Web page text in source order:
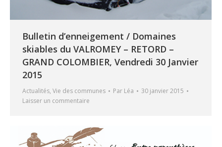
Bulletin d’enneigement / Domaines
skiables du VALROMEY – RETORD –
GRAND COLOMBIER, Vendredi 30 Janvier
2015
Actualités, Vie des communes Par Léa
30 janvier 2015
Laisser un commentaire